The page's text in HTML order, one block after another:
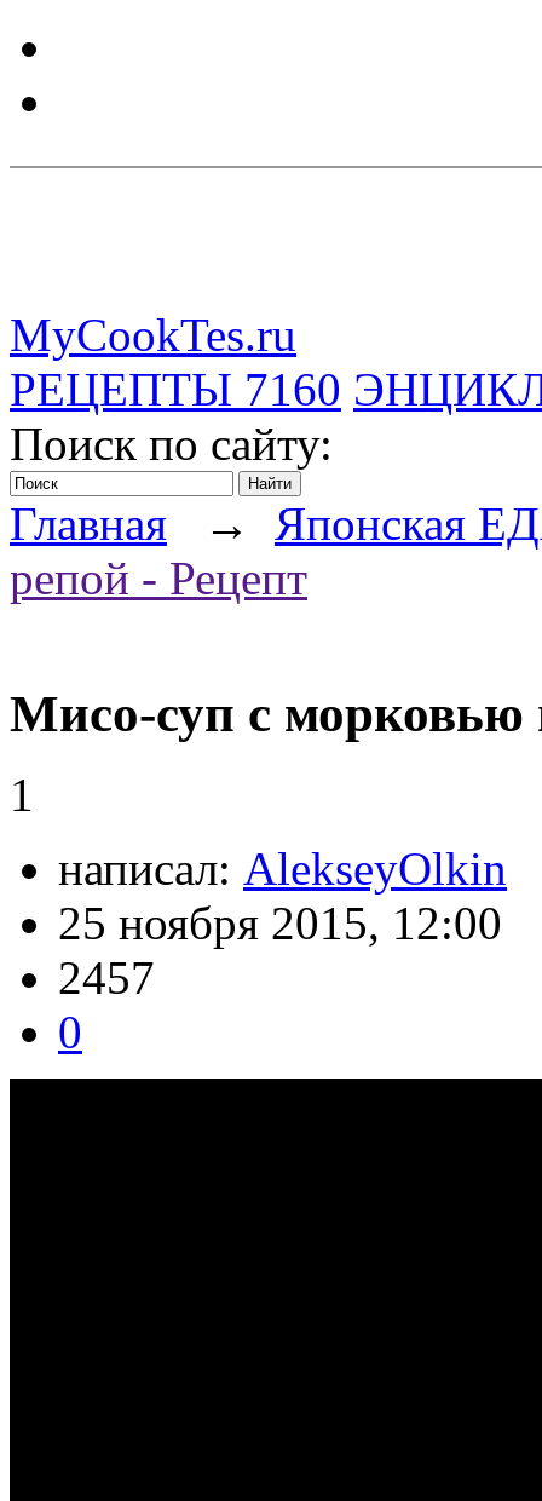
MyCookTes.ru
РЕЦЕПТЫ 7160
Поиск по сайту:
Главная → Японская
репой - Рецепт
Мисо-суп с морковью
1
написал: AlekseyOlkin
25 ноября 2015, 12:00
2457
0